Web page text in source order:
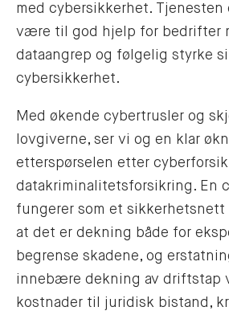
med cybersikkerhet. Tjenesten
være til god hjelp for bedrifter
dataangrep og følgelig styrke
cybersikkerhet.
Med økende cybertrusler og
lovgiverne, ser vi og en klar
etterspørselen etter
datakriminalitetsforsikring. En
fungerer som et
at det er dekning både for
begrense skadene, og
innebære dekning av driftstap
kostnader til juridisk bistand,